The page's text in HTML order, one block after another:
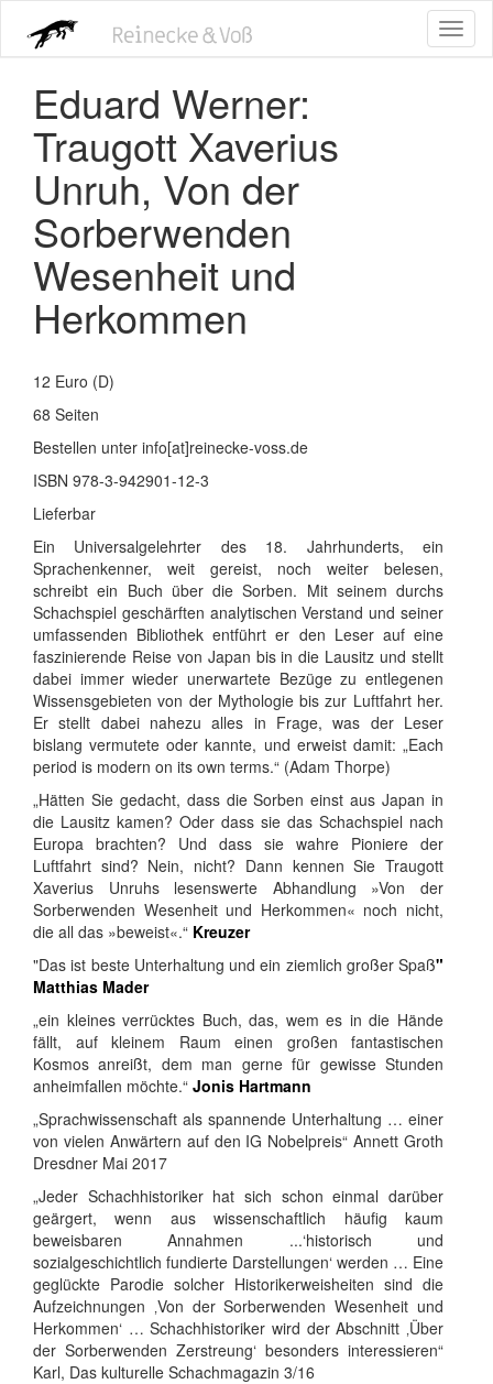
zum
Inhalt
Eduard Werner:
Traugott Xaverius
Unruh, Von der
Sorberwenden
Wesenheit und
Herkommen
12 Euro (D)
68 Seiten
Bestellen unter info[at]reinecke-voss.de
ISBN 978-3-942901-12-3
Lieferbar
Ein Universalgelehrter des 18. Jahrhunderts, ein
Sprachenkenner, weit gereist, noch weiter belesen,
schreibt ein Buch über die Sorben. Mit seinem durchs
Schachspiel geschärften analytischen Verstand und seiner
umfassenden Bibliothek entführt er den Leser auf eine
faszinierende Reise von Japan bis in die Lausitz und stellt
dabei immer wieder unerwartete Bezüge zu entlegenen
Wissensgebieten von der Mythologie bis zur Luftfahrt her.
Er stellt dabei nahezu alles in Frage, was der Leser
bislang vermutete oder kannte, und erweist damit: „Each
period is modern on its own terms.“ (Adam Thorpe)
„Hätten Sie gedacht, dass die Sorben einst aus Japan in
die Lausitz kamen? Oder dass sie das Schachspiel nach
Europa brachten? Und dass sie wahre Pioniere der
Luftfahrt sind? Nein, nicht? Dann kennen Sie Traugott
Xaverius Unruhs lesenswerte Abhandlung »Von der
Sorberwenden Wesenheit und Herkommen« noch nicht,
die all das »beweist«.“ Kreuzer
"Das ist beste Unterhaltung und ein ziemlich großer Spaß"
Matthias Mader
„ein kleines verrücktes Buch, das, wem es in die Hände
fällt, auf kleinem Raum einen großen fantastischen
Kosmos anreißt, dem man gerne für gewisse Stunden
anheimfallen möchte.“ Jonis Hartmann
„Sprachwissenschaft als spannende Unterhaltung … einer
von vielen Anwärtern auf den IG Nobelpreis“ Annett Groth
Dresdner Mai 2017
„Jeder Schachhistoriker hat sich schon einmal darüber
geärgert, wenn aus wissenschaftlich häufig kaum
beweisbaren Annahmen ...‘historisch und
sozialgeschichtlich fundierte Darstellungen‘ werden … Eine
geglückte Parodie solcher Historikerweisheiten sind die
Aufzeichnungen ‚Von der Sorberwenden Wesenheit und
Herkommen‘ … Schachhistoriker wird der Abschnitt ‚Über
der Sorberwenden Zerstreung‘ besonders interessieren“
Karl, Das kulturelle Schachmagazin 3/16